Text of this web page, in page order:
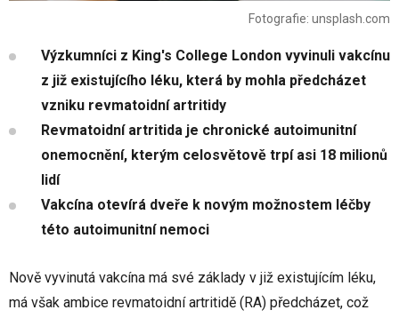
Fotografie: unsplash.com
Výzkumníci z King's College London vyvinuli vakcínu
z již existujícího léku, která by mohla předcházet
vzniku revmatoidní artritidy
Revmatoidní artritida je chronické autoimunitní
onemocnění, kterým celosvětově trpí asi 18 milionů
lidí
Vakcína otevírá dveře k novým možnostem léčby
této autoimunitní nemoci
Nově vyvinutá vakcína má své základy v již existujícím léku,
má však ambice revmatoidní artritidě (RA) předcházet, což